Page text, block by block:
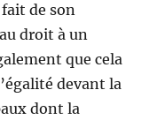
de son
droit à un
que cela
devant la
dont la